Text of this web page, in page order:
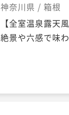
神奈川県 / 箱根
【全室温泉露天
絶景や六感で味